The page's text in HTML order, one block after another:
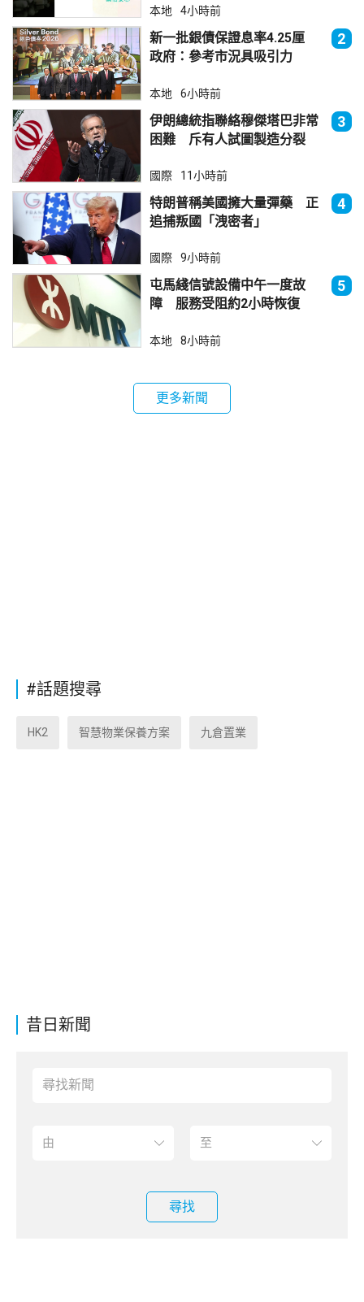
昔日新聞
尋找
本地 4小時前
新一批銀債保證息率4.25厘
政府：參考市況具吸引力
2
本地 6小時前
伊朗總統指聯絡穆傑塔巴非常
困難 斥有人試圖製造分裂
3
國際 11小時前
特朗普稱美國擁大量彈藥 正
追捕叛國「洩密者」
4
國際 9小時前
屯馬綫信號設備中午一度故
障 服務受阻約2小時恢復
5
本地 8小時前
更多新聞
#話題搜尋
HK2 智慧物業保養方案 九倉置業